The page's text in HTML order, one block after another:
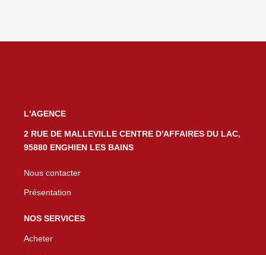
L'AGENCE
2 RUE DE MALLEVILLE CENTRE D'AFFAIRES DU LAC,
95880 ENGHIEN LES BAINS
Nous contacter
Présentation
NOS SERVICES
Acheter